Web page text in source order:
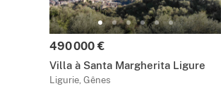
490 000 €
Villa à Santa Margherita Ligure
Ligurie, Gênes